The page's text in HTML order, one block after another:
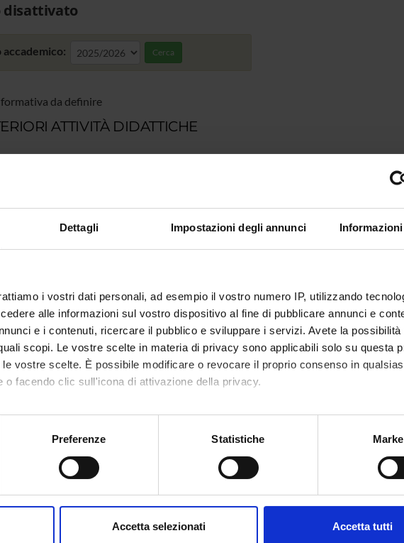
Dettagli Impostazioni degli annunci
i vostri dati personali, ad esempio il vostro numero IP, utilizzando
alle informazioni sul vostro dispositivo al fine di pubblicare annunci e
e i contenuti, ricercare il pubblico e sviluppare i servizi. Avete la
scopi. Le vostre scelte in materia di privacy sono applicabili solo su questa
vostre scelte. È possibile modificare o revocare il proprio consenso in
o facendo clic sull'icona di attivazione della privacy.
anche:
sulla tua posizione geografica, con un'approssimazione di qualche metro,
in qualsiasi momento dalla Dichiarazione sui cookie.
Preferenze Statistiche
Accetta selezionati Accetta tutti
disattivato
accademico: Cerca
da definire
ATTIVITÀ DIDATTICHE